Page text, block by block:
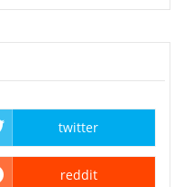
twitter
reddit